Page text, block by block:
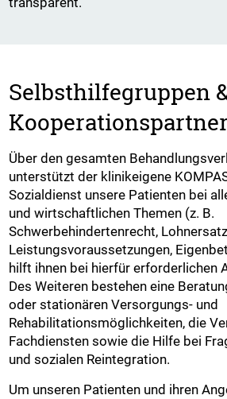
Selbsthilfegruppen
Kooperationspartner
Über den gesamten
unterstützt der klinikeigene
Sozialdienst unsere Patienten bei
und wirtschaftlichen Themen (z. B.
Schwerbehindertenrecht,
Leistungsvoraussetzungen,
hilft ihnen bei hierfür erforderlichen
Des Weiteren bestehen eine
oder stationären Versorgungs- und
Rehabilitationsmöglichkeiten, die
Fachdiensten sowie die Hilfe bei
und sozialen Reintegration.
Um unseren Patienten und ihren